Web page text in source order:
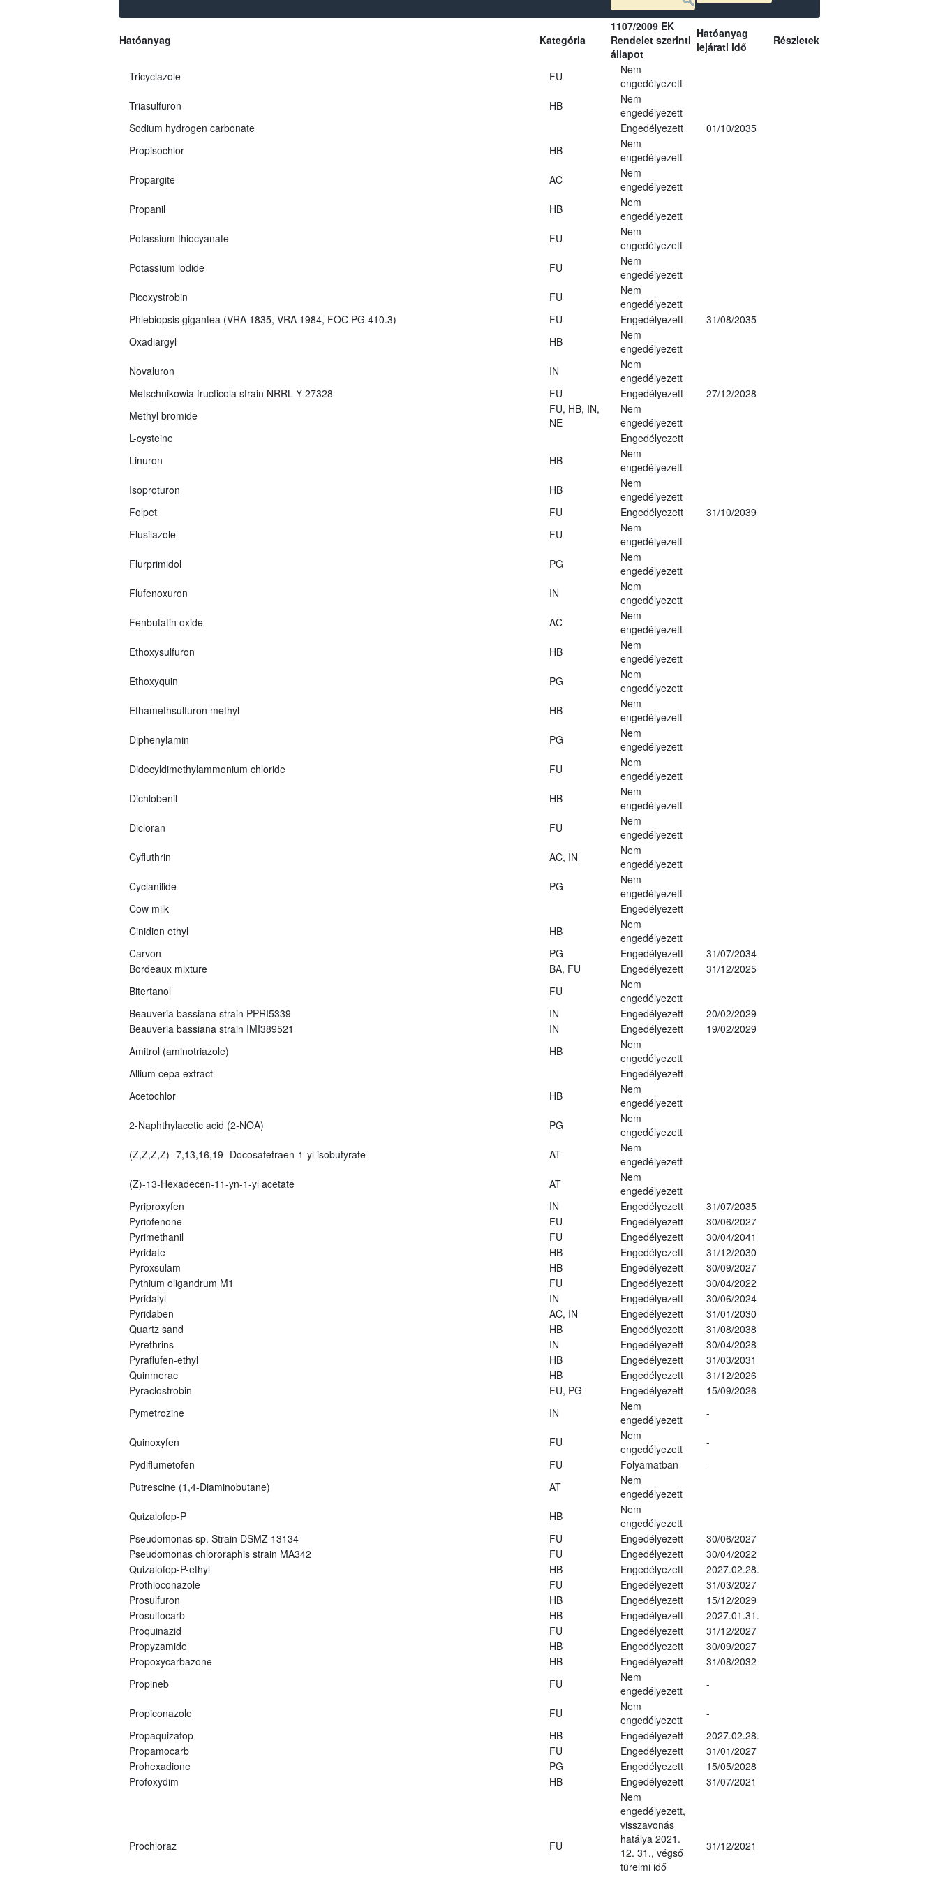
Hatóanyag Kategória
1107/2009 EK
Rendelet szerinti
állapot
Hatóanyag
lejárati idő
Részletek
Tricyclazole FU
Nem
engedélyezett
Triasulfuron
HB
Nem
engedélyezett
Sodium hydrogen carbonate
Engedélyezett
01/10/2035
Propisochlor
HB
Nem
engedélyezett
Propargite
AC
Nem
engedélyezett
Propanil
HB
Nem
engedélyezett
Potassium thiocyanate
FU
Nem
engedélyezett
Potassium iodide
FU
Nem
engedélyezett
Picoxystrobin
FU
Nem
engedélyezett
Phlebiopsis gigantea (VRA 1835, VRA 1984, FOC PG 410.3)
FU Engedélyezett
31/08/2035
Oxadiargyl
HB
Nem
engedélyezett
Novaluron
IN
Nem
engedélyezett
Metschnikowia fructicola strain NRRL Y-27328
FU Engedélyezett
27/12/2028
Methyl bromide
FU, HB, IN,
NE
Nem
engedélyezett
L-cysteine
Engedélyezett
Linuron
HB
Nem
engedélyezett
Isoproturon
HB
Nem
engedélyezett
Folpet
FU Engedélyezett
31/10/2039
Flusilazole
FU
Nem
engedélyezett
Flurprimidol
PG
Nem
engedélyezett
Flufenoxuron
IN
Nem
engedélyezett
Fenbutatin oxide
AC
Nem
engedélyezett
Ethoxysulfuron
HB
Nem
engedélyezett
Ethoxyquin
PG
Nem
engedélyezett
Ethamethsulfuron methyl
HB
Nem
engedélyezett
Diphenylamin
PG
Nem
engedélyezett
Didecyldimethylammonium chloride
FU
Nem
engedélyezett
Dichlobenil
HB
Nem
engedélyezett
Dicloran
FU
Nem
engedélyezett
Cyfluthrin
AC, IN
Nem
engedélyezett
Cyclanilide
PG
Nem
engedélyezett
Cow milk
Engedélyezett
Cinidion ethyl
HB
Nem
engedélyezett
Carvon
PG Engedélyezett
31/07/2034
Bordeaux mixture
BA, FU Engedélyezett
31/12/2025
Bitertanol
FU
Nem
engedélyezett
Beauveria bassiana strain PPRI5339
IN Engedélyezett
20/02/2029
Beauveria bassiana strain IMI389521
IN Engedélyezett
19/02/2029
Amitrol (aminotriazole)
HB
Nem
engedélyezett
Allium cepa extract
Engedélyezett
Acetochlor
HB
Nem
engedélyezett
2-Naphthylacetic acid (2-NOA)
PG
Nem
engedélyezett
(Z,Z,Z,Z)- 7,13,16,19- Docosatetraen-1-yl isobutyrate
AT
Nem
engedélyezett
(Z)-13-Hexadecen-11-yn-1-yl acetate
AT
Nem
engedélyezett
Pyriproxyfen
IN Engedélyezett
31/07/2035
Pyriofenone
FU Engedélyezett
30/06/2027
Pyrimethanil
FU Engedélyezett
30/04/2041
Pyridate
HB Engedélyezett
31/12/2030
Pyroxsulam
HB Engedélyezett
30/09/2027
Pythium oligandrum M1
FU Engedélyezett
30/04/2022
Pyridalyl
IN Engedélyezett
30/06/2024
Pyridaben
AC, IN Engedélyezett
31/01/2030
Quartz sand
HB Engedélyezett
31/08/2038
Pyrethrins
IN Engedélyezett
30/04/2028
Pyraflufen-ethyl
HB Engedélyezett
31/03/2031
Quinmerac
HB Engedélyezett
31/12/2026
Pyraclostrobin
FU, PG Engedélyezett
15/09/2026
Pymetrozine
IN
Nem
engedélyezett
-
Quinoxyfen FU
Nem
engedélyezett
-
Pydiflumetofen
FU Folyamatban
-
Putrescine (1,4-Diaminobutane)
AT
Nem
engedélyezett
Quizalofop-P
HB
Nem
engedélyezett
Pseudomonas sp. Strain DSMZ 13134
FU Engedélyezett
30/06/2027
Pseudomonas chlororaphis strain MA342
FU Engedélyezett
30/04/2022
Quizalofop-P-ethyl
HB Engedélyezett
2027.02.28.
Prothioconazole
FU Engedélyezett
31/03/2027
Prosulfuron
HB Engedélyezett
15/12/2029
Prosulfocarb
HB Engedélyezett
2027.01.31.
Proquinazid
FU Engedélyezett
31/12/2027
Propyzamide
HB Engedélyezett
30/09/2027
Propoxycarbazone
HB Engedélyezett
31/08/2032
Propineb
FU
Nem
engedélyezett
-
Propiconazole FU
Nem
engedélyezett
-
Propaquizafop
HB Engedélyezett
2027.02.28.
Propamocarb
FU Engedélyezett
31/01/2027
Prohexadione
PG Engedélyezett
15/05/2028
Profoxydim
HB Engedélyezett 31/07/2021
Prochloraz FU
Nem
engedélyezett,
visszavonás
hatálya 2021.
12. 31., végső
türelmi idő
31/12/2021